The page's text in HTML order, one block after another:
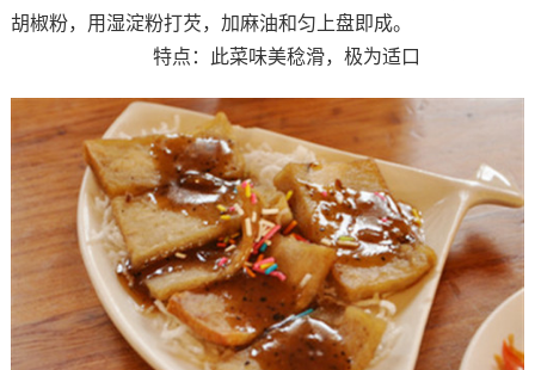
胡椒粉，用湿淀粉打芡，加麻油和匀上盘即成。
特点：此菜味美稔滑，极为适口